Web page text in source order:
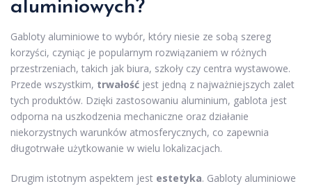
aluminiowych?
Gabloty aluminiowe to wybór, który niesie ze sobą szereg
korzyści, czyniąc je popularnym rozwiązaniem w różnych
przestrzeniach, takich jak biura, szkoły czy centra wystawowe.
Przede wszystkim, trwałość jest jedną z najważniejszych zalet
tych produktów. Dzięki zastosowaniu aluminium, gablota jest
odporna na uszkodzenia mechaniczne oraz działanie
niekorzystnych warunków atmosferycznych, co zapewnia
długotrwałe użytkowanie w wielu lokalizacjach.
Drugim istotnym aspektem jest estetyka. Gabloty aluminiowe